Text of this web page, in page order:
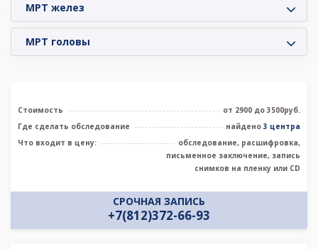
МРТ желез
МРТ головы
Стоимость
от 2900 до 3500руб.
Где сделать обследование
найдено 3 центра
Что входит в цену:
обследование, расшифровка,
письменное заключение, запись
снимков на пленку или CD
СРОЧНАЯ ЗАПИСЬ
+7(812)372-66-93